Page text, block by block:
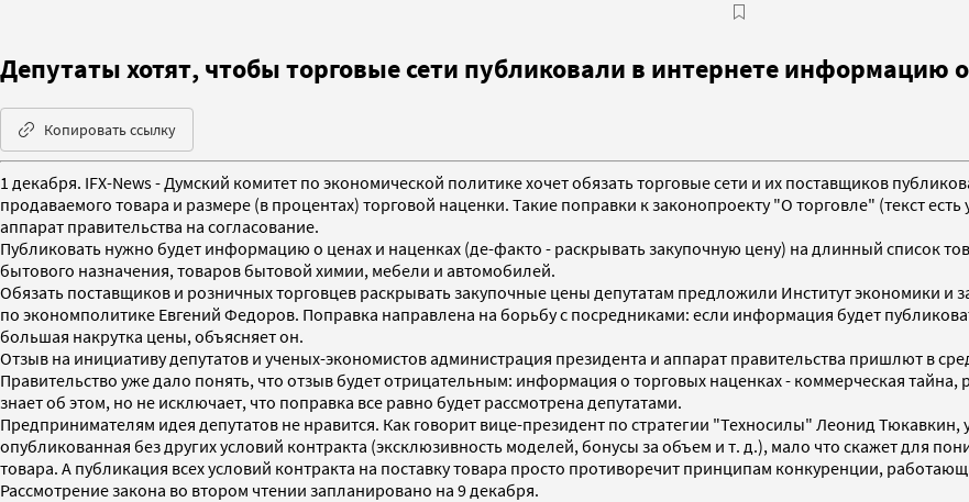
Депутаты хотят, чтобы торговые сети публиковали в интернете информацию
Копировать ссылку
1 декабря. IFX-News - Думский комитет по экономической политике хочет обязать торговые сети и их поставщиков
продаваемого товара и размере (в процентах) торговой наценки. Такие поправки к законопроекту "О торговле" (текст
аппарат правительства на согласование.
Публиковать нужно будет информацию о ценах и наценках (де-факто - раскрывать закупочную цену) на длинный список
бытового назначения, товаров бытовой химии, мебели и автомобилей.
Обязать поставщиков и розничных торговцев раскрывать закупочные цены депутатам предложили Институт экономики и
по экономполитике Евгений Федоров. Поправка направлена на борьбу с посредниками: если информация будет
большая накрутка цены, объясняет он.
Отзыв на инициативу депутатов и ученых-экономистов администрация президента и аппарат правительства пришлют в
Правительство уже дало понять, что отзыв будет отрицательным: информация о торговых наценках - коммерческая тайна,
знает об этом, но не исключает, что поправка все равно будет рассмотрена депутатами.
Предпринимателям идея депутатов не нравится. Как говорит вице-президент по стратегии "Техносилы" Леонид
опубликованная без других условий контракта (эксклюзивность моделей, бонусы за объем и т. д.), мало что скажет для
товара. А публикация всех условий контракта на поставку товара просто противоречит принципам конкуренции,
Рассмотрение закона во втором чтении запланировано на 9 декабря.